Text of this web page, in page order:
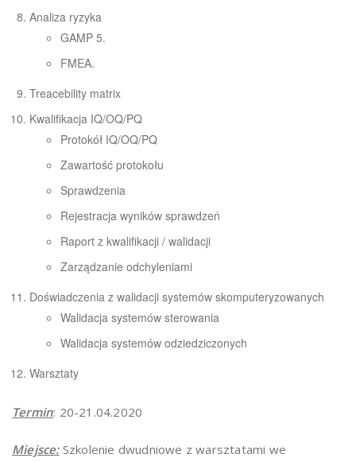
Analiza ryzyka
GAMP 5.
FMEA.
Treacebility matrix
Kwalifikacja IQ/OQ/PQ
Protokół IQ/OQ/PQ
Zawartość protokołu
Sprawdzenia
Rejestracja wyników sprawdzeń
Raport z kwalifikacji / walidacji
Zarządzanie odchyleniami
Doświadczenia z walidacji systemów skomputeryzowanych
Walidacja systemów sterowania
Walidacja systemów odziedziczonych
Warsztaty
Termin: 20-21.04.2020
Miejsce:Szkolenie dwudniowe z warsztatami we